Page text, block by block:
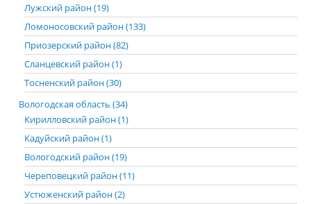
Лужский район (19)
Ломоносовский район (133)
Приозерский район (82)
Сланцевский район (1)
Тосненский район (30)
Вологодская область (34)
Кирилловский район (1)
Кадуйский район (1)
Вологодский район (19)
Череповецкий район (11)
Устюженский район (2)